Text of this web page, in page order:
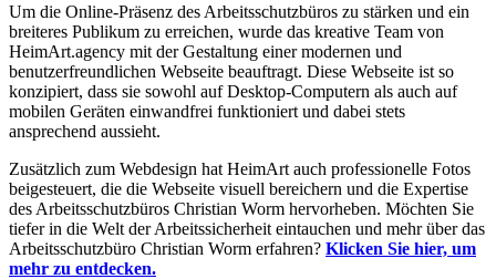
Um die Online-Präsenz des Arbeitsschutzbüros zu stärken und ein
breiteres Publikum zu erreichen, wurde das kreative Team von
HeimArt.agency mit der Gestaltung einer modernen und
benutzerfreundlichen Webseite beauftragt. Diese Webseite ist so
konzipiert, dass sie sowohl auf Desktop-Computern als auch auf
mobilen Geräten einwandfrei funktioniert und dabei stets
ansprechend aussieht.
Zusätzlich zum Webdesign hat HeimArt auch professionelle Fotos
beigesteuert, die die Webseite visuell bereichern und die Expertise
des Arbeitsschutzbüros Christian Worm hervorheben. Möchten Sie
tiefer in die Welt der Arbeitssicherheit eintauchen und mehr über das
Arbeitsschutzbüro Christian Worm erfahren? Klicken Sie hier, um
mehr zu entdecken.